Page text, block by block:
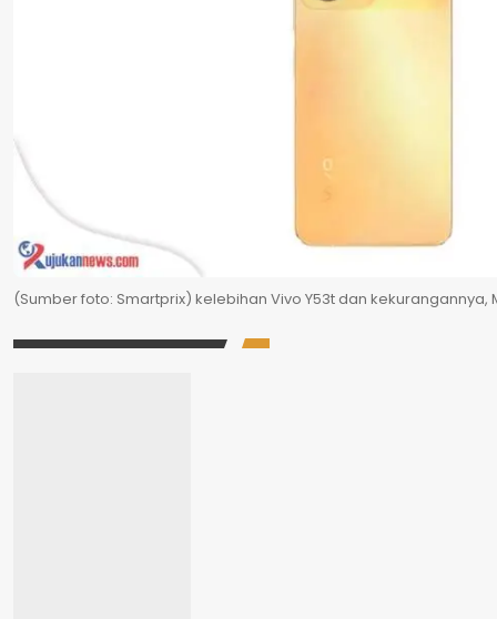
(Sumber foto: Smartprix) kelebihan Vivo Y53t dan kekurangannya,